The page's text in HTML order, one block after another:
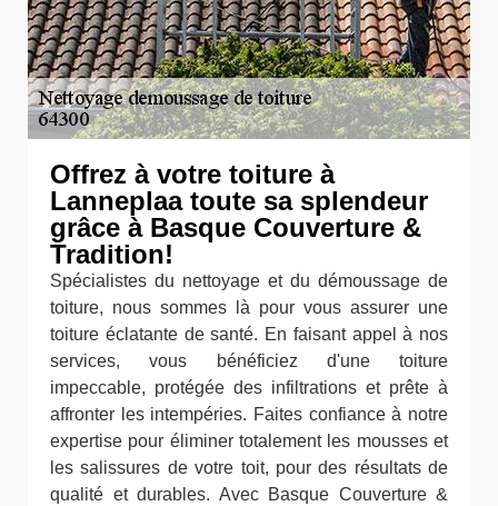
Offrez à votre toiture à
Lanneplaa toute sa splendeur
grâce à Basque Couverture &
Tradition!
Spécialistes du nettoyage et du démoussage de
toiture, nous sommes là pour vous assurer une
toiture éclatante de santé. En faisant appel à nos
services, vous bénéficiez d'une toiture
impeccable, protégée des infiltrations et prête à
affronter les intempéries. Faites confiance à notre
expertise pour éliminer totalement les mousses et
les salissures de votre toit, pour des résultats de
qualité et durables. Avec Basque Couverture &